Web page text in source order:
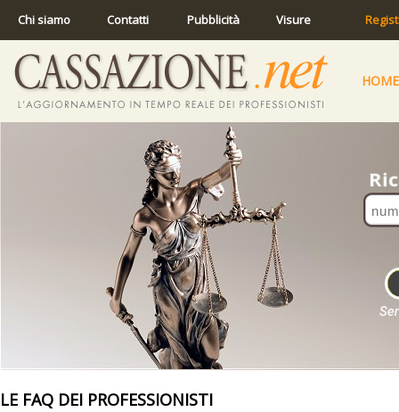
Chi siamo Contatti Pubblicità Visure
HOME
LE FAQ DEI PROFESSIONISTI